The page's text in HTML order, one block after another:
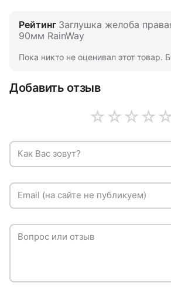
Рейтинг Заглушка желоба
90мм RainWay
Пока никто не оценивал этот товар.
Добавить отзыв
☆
☆
☆
☆
Как Вас зовут?
Email (на сайте не публикуем)
Вопрос или отзыв